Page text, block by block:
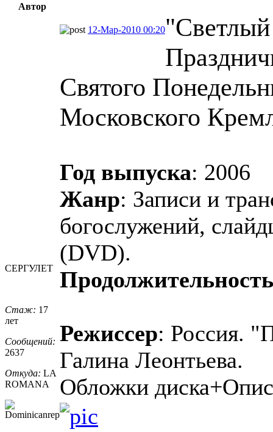
Автор
СЕРГУЛЕТ
Стаж: 17
лет
Сообщений:
2637
Откуда: LA
ROMANA
12-Мар-2010 00:20
Святого
Московского
Год выпуска: 2006
Жанр: Записи и
богослужений,
(DVD).
Продолжительность
Режиссер: Россия.
Галина Леонтьева.
Обложки